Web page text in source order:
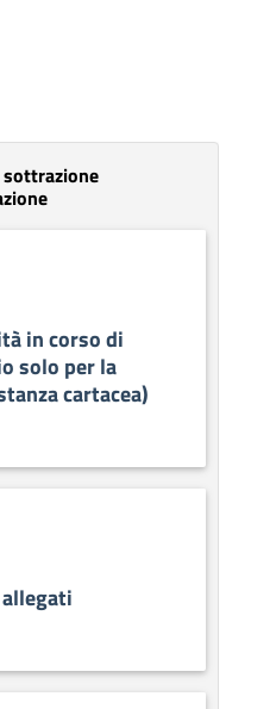
in corso di
solo per la
cartacea)